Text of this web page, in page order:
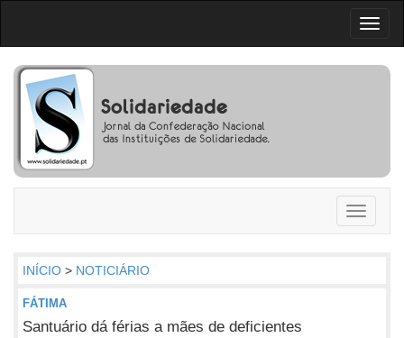
Toggle
INÍCIO > NOTICIÁRIO
FÁTIMA
Santuário dá férias a mães de deficientes